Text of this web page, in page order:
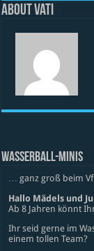
About vati
WASSERBALL-MINIS
… ganz groß beim
Hallo Mädels und
Ab 8 Jahren könnt
Ihr seid gerne im
einem tollen Team?